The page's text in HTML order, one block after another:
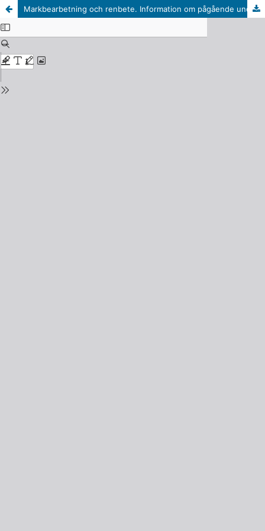
Markbearbetning och renbete. Information om pågående undersökning